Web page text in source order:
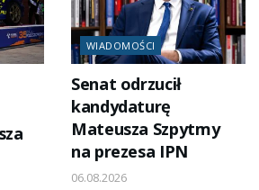
WIADOMOŚCI
Senat odrzucił
kandydaturę
Mateusza Szpytmy
na prezesa IPN
06.08.2026